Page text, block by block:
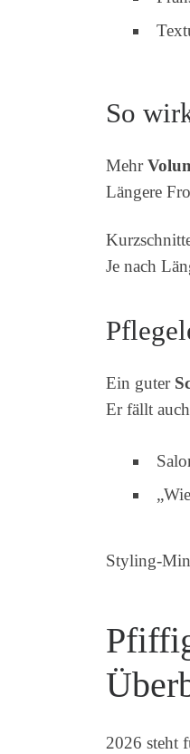
So
Mehr
Längere
Je nach
Ein guter
Er fällt
Styling-
2026 steht